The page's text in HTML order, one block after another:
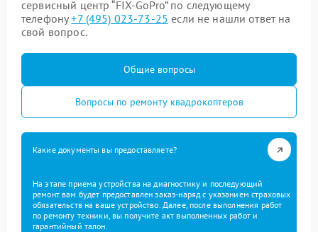
сервисный центр “FIX-GoPro” по следующему
телефону+7 (495) 023-73-25 если не нашли ответ на
свой вопрос.
Общие вопросы
Вопросы по ремонту квадрокоптеров
Какие документы вы предоставляете?
На этапе приема устройства на диагностику и последующий
ремонт вам будет предоставлен заказ-наряд с указанием страховых
обязательств на ваше устройство. Далее, после выполнения работ
по ремонту техники, вы получите акт выполненных работ и
гарантийный талон.